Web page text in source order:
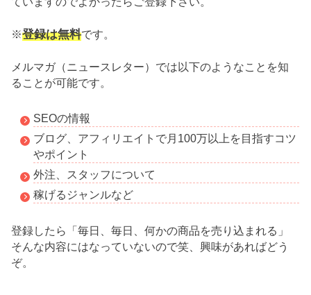
※登録は無料です。
メルマガ（ニュースレター）では以下のようなことを知
ることが可能です。
SEOの情報
ブログ、アフィリエイトで月100万以上を目指すコツ
やポイント
外注、スタッフについて
稼げるジャンルなど
登録したら「毎日、毎日、何かの商品を売り込まれる」
そんな内容にはなっていないので笑、興味があればどう
ぞ。